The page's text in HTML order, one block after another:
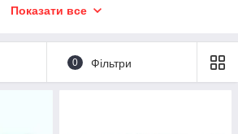
Дивитися асортимент
Показати все
0 Фільтри